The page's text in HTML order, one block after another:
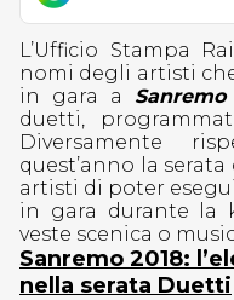
L’Ufficio Stampa
nomi degli artisti
in gara a Sanremo
duetti,
Diversamente
quest’anno la
artisti di poter
in gara durante la
veste scenica o
Sanremo 2018:
nella serata Duetti